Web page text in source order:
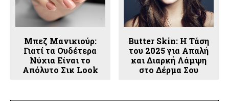
Μπεζ Μανικιούρ:
Γιατί τα Ουδέτερα
Νύχια Είναι το
Απόλυτο Σικ Look
Butter Skin: Η Τάση
του 2025 για Απαλή
και Διαρκή Λάμψη
στο Δέρμα Σου